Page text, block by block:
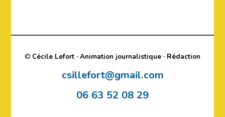
© Cécile Lefort · Animation journalistique · Rédaction
csillefort@gmail.com
06 63 52 08 29